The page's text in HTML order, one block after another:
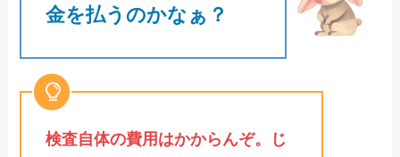
金を払うのかなぁ？
検査自体の費用はかからんぞ。じ